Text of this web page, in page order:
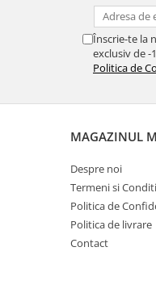
Înscrie-te la
exclusiv de -
Politica de
MAGAZINUL
Despre noi
Termeni si
Politica de
Politica de livrare
Contact